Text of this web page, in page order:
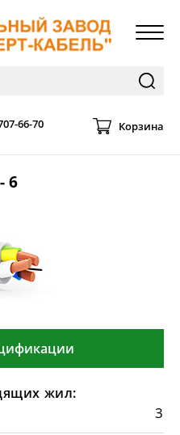
66-70 Корзина
6
жил:
3